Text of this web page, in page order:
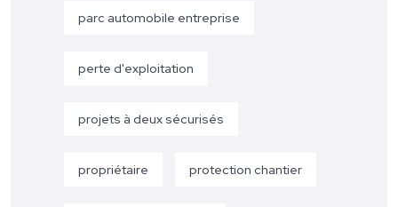
parc automobile entreprise
perte d'exploitation
projets à deux sécurisés
propriétaire protection chantier